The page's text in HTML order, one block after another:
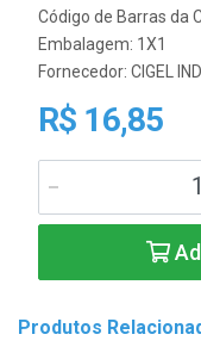
Código de Barras da
Embalagem: 1X1
Fornecedor: CIGEL
R$ 16,85
Produtos